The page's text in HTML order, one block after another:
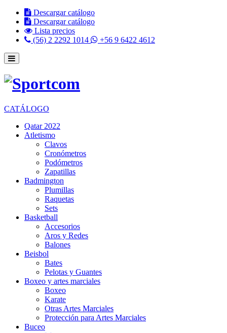
Descargar catálogo
Descargar catálogo
Lista precios
(56) 2 2292 1014
+56 9 6422 4612
CATÁLOGO
Qatar 2022
Atletismo
Clavos
Cronómetros
Podómetros
Zapatillas
Badmington
Plumillas
Raquetas
Sets
Basketball
Accesorios
Aros y Redes
Balones
Beisbol
Bates
Pelotas y Guantes
Boxeo y artes marciales
Boxeo
Karate
Otras Artes Marciales
Protección para Artes Marciales
Buceo